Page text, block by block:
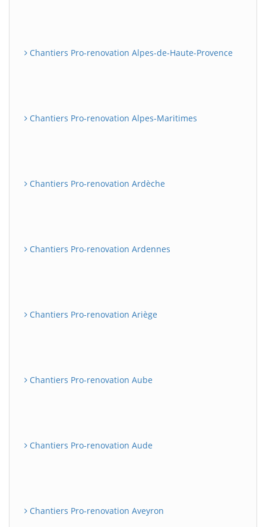
Chantiers Pro-renovation Alpes-de-Haute-Provence
Chantiers Pro-renovation Alpes-Maritimes
Chantiers Pro-renovation Ardèche
Chantiers Pro-renovation Ardennes
Chantiers Pro-renovation Ariège
Chantiers Pro-renovation Aube
Chantiers Pro-renovation Aude
Chantiers Pro-renovation Aveyron